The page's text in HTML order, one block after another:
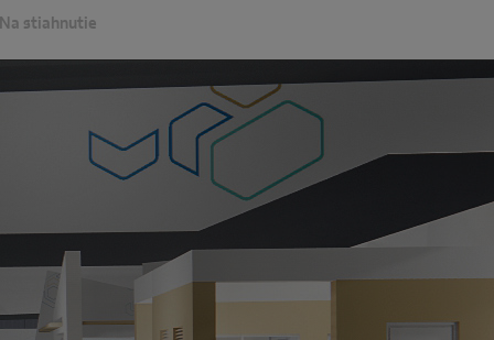
Na stiahnutie